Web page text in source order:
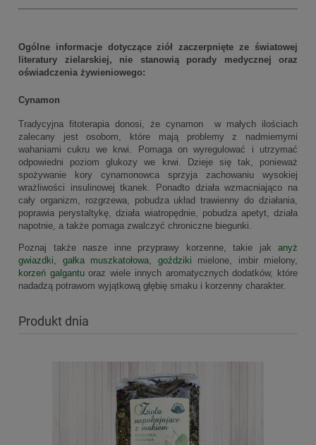
Ogólne informacje dotyczące ziół zaczerpnięte ze światowej
literatury zielarskiej, nie stanowią porady medycznej oraz
oświadczenia żywieniowego:
Cynamon
Tradycyjna fitoterapia donosi, że cynamon w małych ilościach
zalecany jest osobom, które mają problemy z nadmiernymi
wahaniami cukru we krwi. Pomaga on wyregulować i utrzymać
odpowiedni poziom glukozy we krwi. Dzieje się tak, ponieważ
spożywanie kory cynamonowca sprzyja zachowaniu wysokiej
wrażliwości insulinowej tkanek. Ponadto działa wzmacniająco na
cały organizm, rozgrzewa, pobudza układ trawienny do działania,
poprawia perystaltykę, działa wiatropędnie, pobudza apetyt, działa
napotnie, a także pomaga zwalczyć chroniczne biegunki.
Poznaj także nasze inne przyprawy korzenne, takie jak anyż
gwiazdki, gałka muszkatołowa, goździki mielone, imbir mielony,
korzeń galgantuoraz wiele innych aromatycznych dodatków, które
nadadzą potrawom wyjątkową głębię smaku i korzenny charakter.
Produkt dnia